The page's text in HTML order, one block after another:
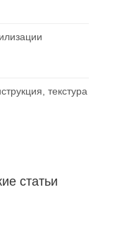
текстура
статьи